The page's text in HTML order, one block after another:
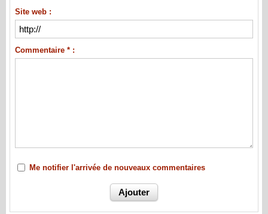
Site web :
Commentaire * :
Me notifier l'arrivée de nouveaux commentaires